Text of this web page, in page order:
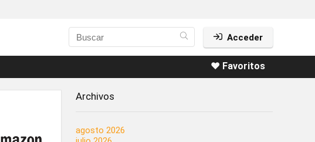
Acceder
❤️ Favoritos
Archivos
agosto 2026